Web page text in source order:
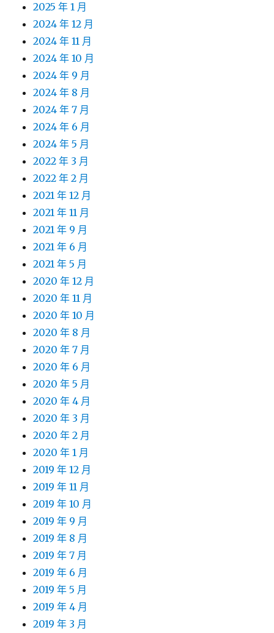
2025 年 1 月
2024 年 12 月
2024 年 11 月
2024 年 10 月
2024 年 9 月
2024 年 8 月
2024 年 7 月
2024 年 6 月
2024 年 5 月
2022 年 3 月
2022 年 2 月
2021 年 12 月
2021 年 11 月
2021 年 9 月
2021 年 6 月
2021 年 5 月
2020 年 12 月
2020 年 11 月
2020 年 10 月
2020 年 8 月
2020 年 7 月
2020 年 6 月
2020 年 5 月
2020 年 4 月
2020 年 3 月
2020 年 2 月
2020 年 1 月
2019 年 12 月
2019 年 11 月
2019 年 10 月
2019 年 9 月
2019 年 8 月
2019 年 7 月
2019 年 6 月
2019 年 5 月
2019 年 4 月
2019 年 3 月